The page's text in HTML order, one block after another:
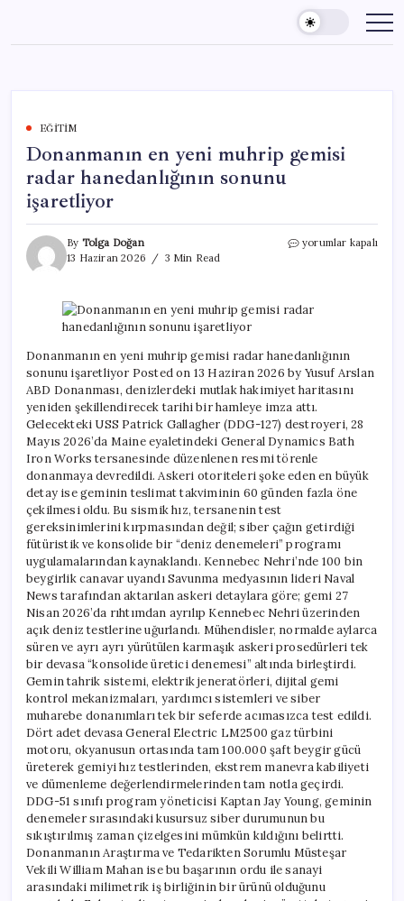
content
EĞITIM
Donanmanın en yeni muhrip gemisi
radar hanedanlığının sonunu
işaretliyor
By Tolga Doğan
13 Haziran 2026
3 Min Read
Donanmanın
radar
sonunu
işaretliyor
için
yorumlar kapalı
Donanmanın en yeni muhrip gemisi radar hanedanlığının
sonunu işaretliyor Posted on 13 Haziran 2026 by Yusuf Arslan
ABD Donanması, denizlerdeki mutlak hakimiyet haritasını
yeniden şekillendirecek tarihi bir hamleye imza attı.
Gelecekteki USS Patrick Gallagher (DDG-127) destroyeri, 28
Mayıs 2026’da Maine eyaletindeki General Dynamics Bath
Iron Works tersanesinde düzenlenen resmi törenle
donanmaya devredildi. Askeri otoriteleri şoke eden en büyük
detay ise geminin teslimat takviminin 60 günden fazla öne
çekilmesi oldu. Bu sismik hız, tersanenin test
gereksinimlerini kırpmasından değil; siber çağın getirdiği
fütüristik ve konsolide bir “deniz denemeleri” programı
uygulamalarından kaynaklandı. Kennebec Nehri’nde 100 bin
beygirlik canavar uyandı Savunma medyasının lideri Naval
News tarafından aktarılan askeri detaylara göre; gemi 27
Nisan 2026’da rıhtımdan ayrılıp Kennebec Nehri üzerinden
açık deniz testlerine uğurlandı. Mühendisler, normalde aylarca
süren ve ayrı ayrı yürütülen karmaşık askeri prosedürleri tek
bir devasa “konsolide üretici denemesi” altında birleştirdi.
Gemin tahrik sistemi, elektrik jeneratörleri, dijital gemi
kontrol mekanizmaları, yardımcı sistemleri ve siber
muharebe donanımları tek bir seferde acımasızca test edildi.
Dört adet devasa General Electric LM2500 gaz türbini
motoru, okyanusun ortasında tam 100.000 şaft beygir gücü
üreterek gemiyi hız testlerinden, ekstrem manevra kabiliyeti
ve dümenleme değerlendirmelerinden tam notla geçirdi.
DDG-51 sınıfı program yöneticisi Kaptan Jay Young, geminin
denemeler sırasındaki kusursuz siber durumunun bu
sıkıştırılmış zaman çizelgesini mümkün kıldığını belirtti.
Donanmanın Araştırma ve Tedarikten Sorumlu Müsteşar
Vekili William Mahan ise bu başarının ordu ile sanayi
arasındaki milimetrik iş birliğinin bir ürünü olduğunu